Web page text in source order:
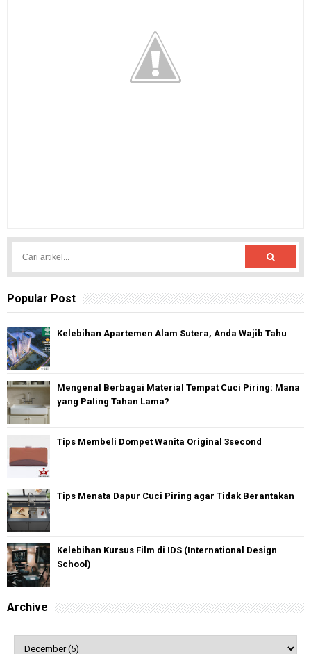
Popular Post
Kelebihan Apartemen Alam Sutera, Anda Wajib Tahu
Mengenal Berbagai Material Tempat Cuci Piring: Mana
yang Paling Tahan Lama?
Tips Membeli Dompet Wanita Original 3second
Tips Menata Dapur Cuci Piring agar Tidak Berantakan
Kelebihan Kursus Film di IDS (International Design
School)
Archive